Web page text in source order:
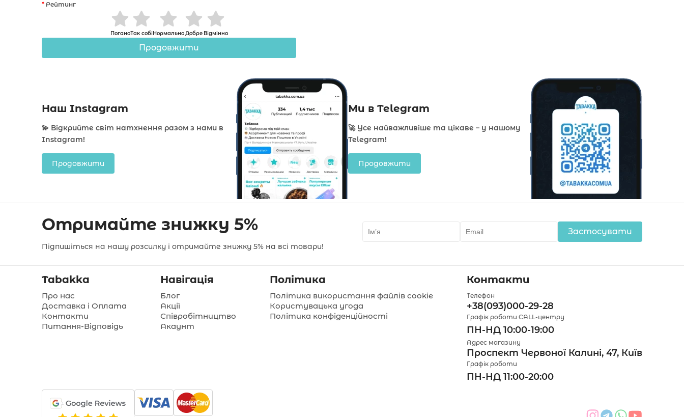
Рейтинг
ПоганоТак собіНормальноДобре Відмінно
Продовжити
Наш Instagram
💫 Відкрийте світ натхнення разом з нами в
Instagram!
Продовжити
Ми в Telegram
🚀 Усе найважливіше та цікаве – у нашому
Telegram!
Продовжити
Отримайте знижку 5%
Підпишіться на нашу розсилку і отримайте знижку 5% на всі товари!
Застосувати
Tabakka
Про нас
Доставка і Оплата
Контакти
Питання-Відповідь
Навігація
Блог
Акції
Співробітництво
Акаунт
Політика
Політика використання файлів cookie
Користувацька угода
Політика конфіденційності
Контакти
Телефон
+38(093)000-29-28
Графік роботи CALL-центру
ПН-НД 10:00-19:00
Адрес магазину
Проспект Червоної Калині, 47, Київ
Графік роботи
ПН-НД 11:00-20:00